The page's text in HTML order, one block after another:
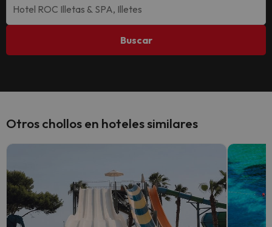
Buscar
Otros chollos en hoteles similares